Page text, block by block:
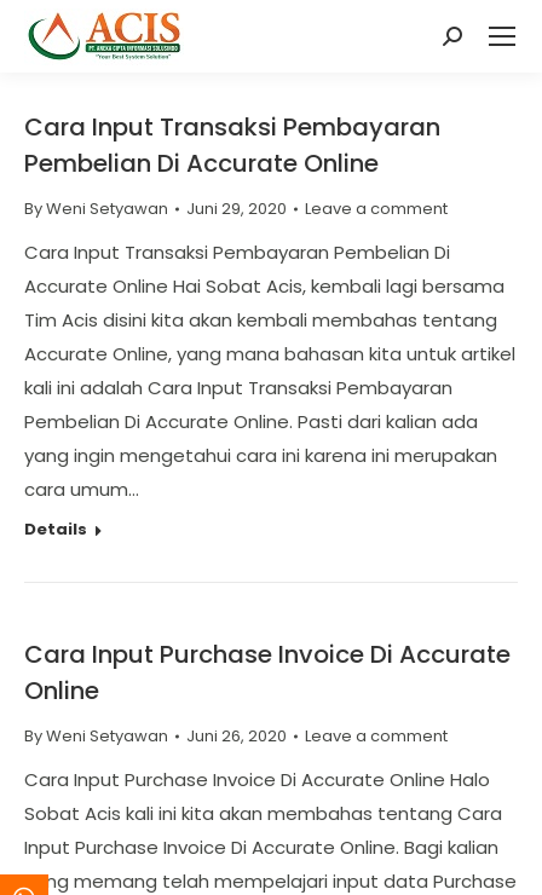
Search:
Cara Input Transaksi Pembayaran
Pembelian Di Accurate Online
ByWeni Setyawan Juni 29, 2020 Leave a comment
Cara Input Transaksi Pembayaran Pembelian Di
Accurate Online Hai Sobat Acis, kembali lagi bersama
Tim Acis disini kita akan kembali membahas tentang
Accurate Online, yang mana bahasan kita untuk artikel
kali ini adalah Cara Input Transaksi Pembayaran
Pembelian Di Accurate Online. Pasti dari kalian ada
yang ingin mengetahui cara ini karena ini merupakan
cara umum…
Details
Cara Input Purchase Invoice Di Accurate
Online
ByWeni Setyawan Juni 26, 2020 Leave a comment
Cara Input Purchase Invoice Di Accurate Online Halo
Sobat Acis kali ini kita akan membahas tentang Cara
Input Purchase Invoice Di Accurate Online. Bagi kalian
yang memang telah mempelajari input data Purchase